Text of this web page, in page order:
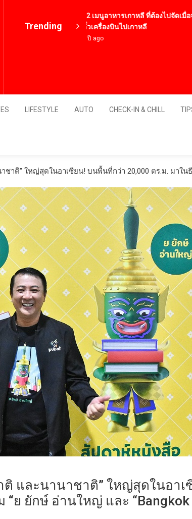
Trending
12 เมนูอาหารเกาหลี ที่ต้องไปจัดเมื่อจอง
ตั๋วเครื่องบินไปเกาหลี
4 ปี ago
LIFESTYLE AUTO CHECK-IN & CHILL
าติ” ใหญ่สุดในอาเซียน! บนพื้นที่กว่า 20,000 ตร.ม. มาในธี
ติ และนานาชาติ” ใหญ่สุดในอาเ
ย ยักษ์ อ่านใหญ่ และ “Bangkok